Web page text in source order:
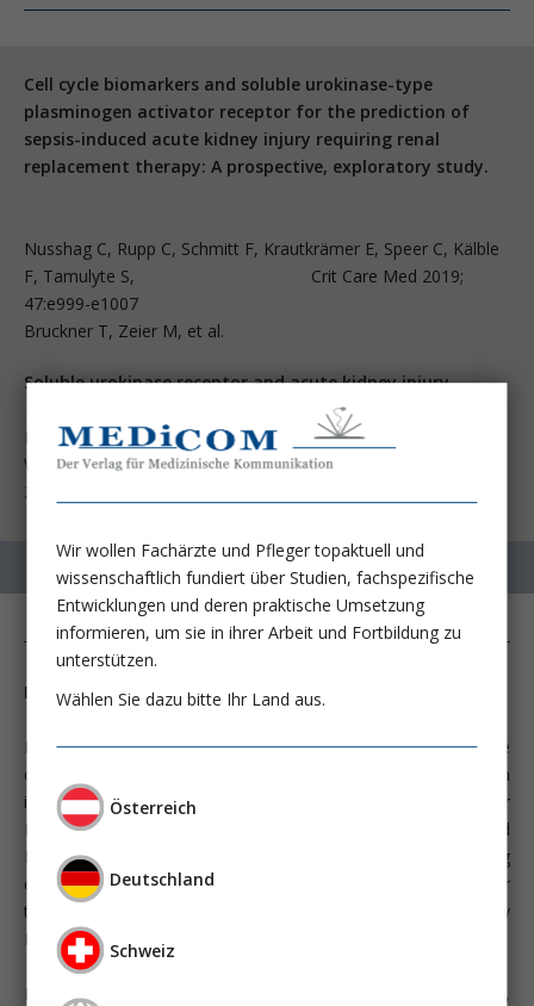
Cell cycle biomarkers and soluble urokinase-type
plasminogen activator receptor for the prediction of
sepsis-induced acute kidney injury requiring renal
replacement therapy: A prospective, exploratory study.
Nusshag C, Rupp C, Schmitt F, Krautkrämer E, Speer C, Kälble
F, Tamulyte S, Crit Care Med 2019;
47:e999-e1007
Bruckner T, Zeier M, et al.
Soluble urokinase receptor and acute kidney injury.
Hayek SS, Leaf DE, Samman Tahhan A, Raad M, Sharma S,
Waikar SS, Sever S, Camacho A, et al. N Engl J Med 2020;
382:416-426
Biomarker und akute Nierenschädigung
Die akute Nierenschädigung („acute kidney injury“, AKI) ist eine
der häufigsten Komplikationen bei stationären und vor allem
intensivpflichtigen Patienten. Sie ist als eigenständiger
Risikofaktor mit schwerwiegenden Kurz- und
Langzeitkomplikationen, wie erhöhte Mortalität, Entwicklung
einer chronischen („chronic kidney disease“, CKD) oder
terminalen Niereninsuffizienz, assoziiert (Kellum JA; Nat Rev
Nephrol 2018; 307:2265).
Neben klassischen Auslösern ([kardio-]chirurgische Eingriffe,
Wir wollen Fachärzte und Pfleger topaktuell und
wissenschaftlich fundiert über Studien, fachspezifische
Entwicklungen und deren praktische Umsetzung
informieren, um sie in ihrer Arbeit und Fortbildung zu
unterstützen.
Wählen Sie dazu bitte Ihr Land aus.
Österreich
Deutschland
Schweiz